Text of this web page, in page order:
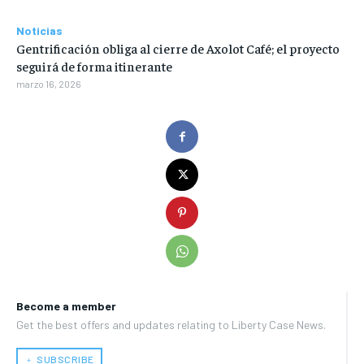
Become a member
Get the best offers and updates relating to Liberty Case News.
﹢ SUBSCRIBE
Noticias
Gentrificación obliga al cierre de Axolot Café; el proyecto
seguirá de forma itinerante
marzo 16, 2026